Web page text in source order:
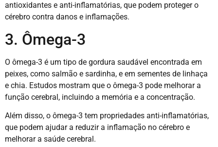
antioxidantes e anti-inflamatórias, que podem proteger o
cérebro contra danos e inflamações.
3. Ômega-3
O ômega-3 é um tipo de gordura saudável encontrada em
peixes, como salmão e sardinha, e em sementes de linhaça
e chia. Estudos mostram que o ômega-3 pode melhorar a
função cerebral, incluindo a memória e a concentração.
Além disso, o ômega-3 tem propriedades anti-inflamatórias,
que podem ajudar a reduzir a inflamação no cérebro e
melhorar a saúde cerebral.